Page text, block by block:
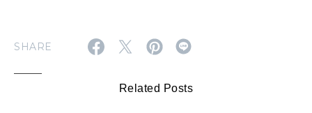
SHARE
Related Posts